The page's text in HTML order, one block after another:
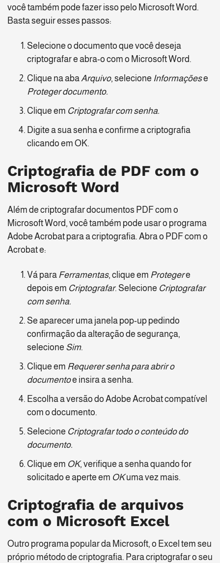
você também pode fazer isso pelo Microsoft Word.
Basta seguir esses passos:
Selecione o documento que você deseja
criptografar e abra-o com o Microsoft Word.
Clique na abaArquivo, selecione Informaçõese
Proteger documento.
Clique em Criptografar com senha.
Digite a sua senha e confirme a criptografia
clicando em OK.
Criptografia de PDF com o
Microsoft Word
Além de criptografar documentos PDF com o
Microsoft Word, você também pode usar o programa
Adobe Acrobat para a criptografia. Abra o PDF com o
Acrobat e:
Vá para Ferramentas, clique em Protegere
depois em Criptografar. Selecione Criptografar
com senha.
Se aparecer uma janela pop-up pedindo
confirmação da alteração de segurança,
selecione Sim.
Clique em Requerer senha para abrir o
documentoe insira a senha.
Escolha a versão do Adobe Acrobat compatível
com o documento.
Selecione Criptografar todo o conteúdo do
documento.
Clique em OK, verifique a senha quando for
solicitado e aperte em OKuma vez mais.
Criptografia de arquivos
com o Microsoft Excel
Outro programa popular da Microsoft, o Excel tem seu
próprio método de criptografia. Para criptografar o seu